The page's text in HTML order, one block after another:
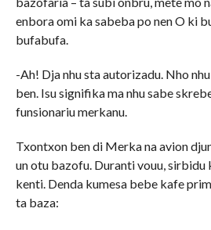
enbora omi ka sabeba po nen O ki
bufabufa.
-Ah! Dja nhu sta autorizadu. Nho
ben. Isu signifika ma nhu sabe
funsionariu merkanu.
Txontxon ben di Merka na avion
un otu bazofu. Duranti vouu, sirbidu
kenti. Denda kumesa bebe kafe
ta baza: